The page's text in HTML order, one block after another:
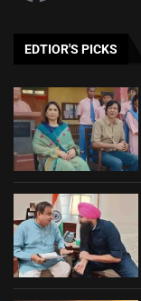
EDTIOR'S PICKS